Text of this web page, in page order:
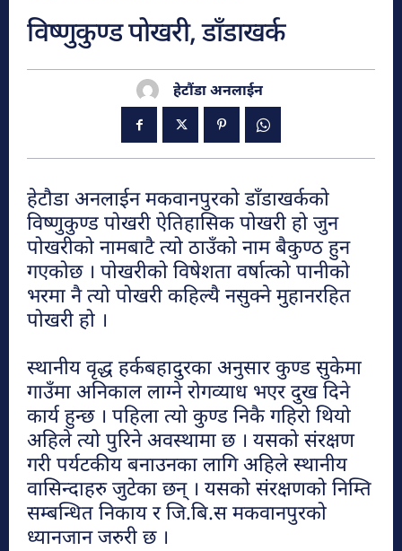
हेटौंडा अनलाईन
पर्यटन
मनहरीलाइभ
हेटौंडा अनलाईन
चुरीयामाइमा ऐतिहासिक, धार्मिक र पर्यटकिय
क्षेत्रको रुपमा विकास हुँदै
हेटौंडा अनलाईन
विष्णुकुण्ड पोखरी, डाँडाखर्क
हेटौंडा अनलाईन
हेटौडा अनलाईन मकवानपुरको डाँडाखर्कको
विष्णुकुण्ड पोखरी ऐतिहासिक पोखरी हो जुन
पोखरीको नामबाटै त्यो ठाउँको नाम बैकुण्ठ हुन
गएकोछ । पोखरीको विषेशता वर्षात्को पानीको
भरमा नै त्यो पोखरी कहिल्यै नसुक्ने मुहानरहित
पोखरी हो ।
स्थानीय वृद्ध हर्कबहादुरका अनुसार कुण्ड सुकेमा
गाउँमा अनिकाल लाग्ने रोगव्याध भएर दुख दिने
कार्य हुन्छ । पहिला त्यो कुण्ड निकै गहिरो थियो
अहिले त्यो पुरिने अवस्थामा छ । यसको संरक्षण
गरी पर्यटकीय बनाउनका लागि अहिले स्थानीय
वासिन्दाहरु जुटेका छन् । यसको संरक्षणको निम्ति
सम्बन्धित निकाय र जि.बि.स मकवानपुरको
ध्यानजान जरुरी छ ।